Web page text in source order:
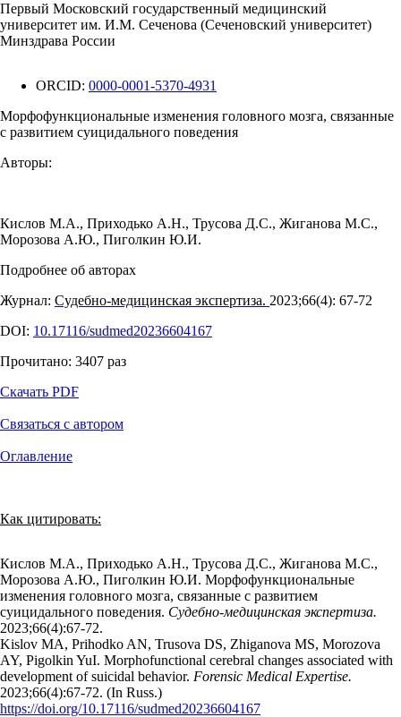
Первый Московский государственный медицинский
университет им. И.М. Сеченова (Сеченовский университет)
Минздрава России
ORCID: 0000-0001-5370-4931
Морфофункциональные изменения головного мозга, связанные
с развитием суицидального поведения
Авторы:
Кислов М.А., Приходько А.Н., Трусова Д.С., Жиганова М.С.,
Морозова А.Ю., Пиголкин Ю.И.
Подробнее об авторах
Журнал: Судебно-медицинская экспертиза. 2023;66(4): 67‑72
DOI: 10.17116/sudmed20236604167
Прочитано: 3407 раз
Скачать PDF
Связаться с автором
Оглавление
Как цитировать:
Кислов М.А., Приходько А.Н., Трусова Д.С., Жиганова М.С.,
Морозова А.Ю., Пиголкин Ю.И. Морфофункциональные
изменения головного мозга, связанные с развитием
суицидального поведения. Судебно-медицинская экспертиза.
2023;66(4):67‑72.
Kislov MA, Prihodko AN, Trusova DS, Zhiganova MS, Morozova
AY, Pigolkin YuI. Morphofunctional cerebral changes associated with
development of suicidal behavior. Forensic Medical Expertise.
2023;66(4):67‑72. (In Russ.)
https://doi.org/10.17116/sudmed20236604167